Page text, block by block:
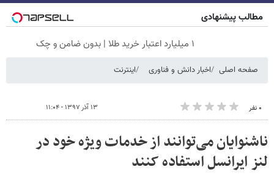
مطالب پیشنهادی
۱ میلیارد اعتبار خرید طلا | بدون ضامن و چک
صفحه اصلی اخبار دانش و فناوری اینترنت
۰ نفر ۱۳ آذر ۱۳۹۷ - ۱۱:۰۴
ناشنوایان می‌توانند از خدمات ویژه خود در
لنز ایرانسل استفاده کنند